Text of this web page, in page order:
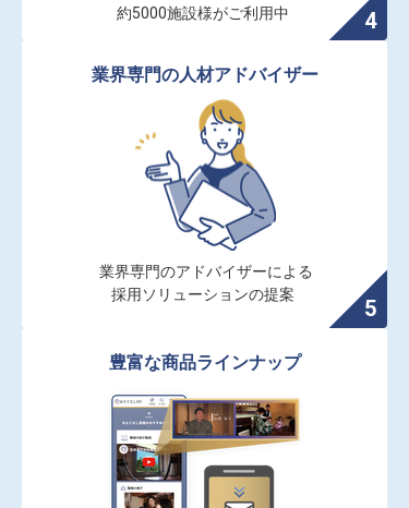
約5000施設様がご利用中
業界専門の人材アドバイザー
業界専門のアドバイザーによる
採用ソリューションの提案
豊富な商品ラインナップ